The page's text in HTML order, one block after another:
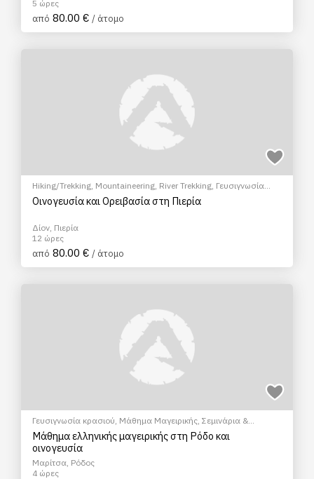
5 ώρες
από 80.00 € / άτομο
Hiking/Trekking, Mountaineering, River Trekking, Γευσιγνωσία
κρασιού
Οινογευσία και Ορειβασία στη Πιερία
Δίον, Πιερία
12 ώρες
από 80.00 € / άτομο
Γευσιγνωσία κρασιού, Μάθημα Μαγειρικής, Σεμινάρια &
Μαθήματα
Μάθημα ελληνικής μαγειρικής στη Ρόδο και
οινογευσία
Μαρίτσα, Ρόδος
4 ώρες